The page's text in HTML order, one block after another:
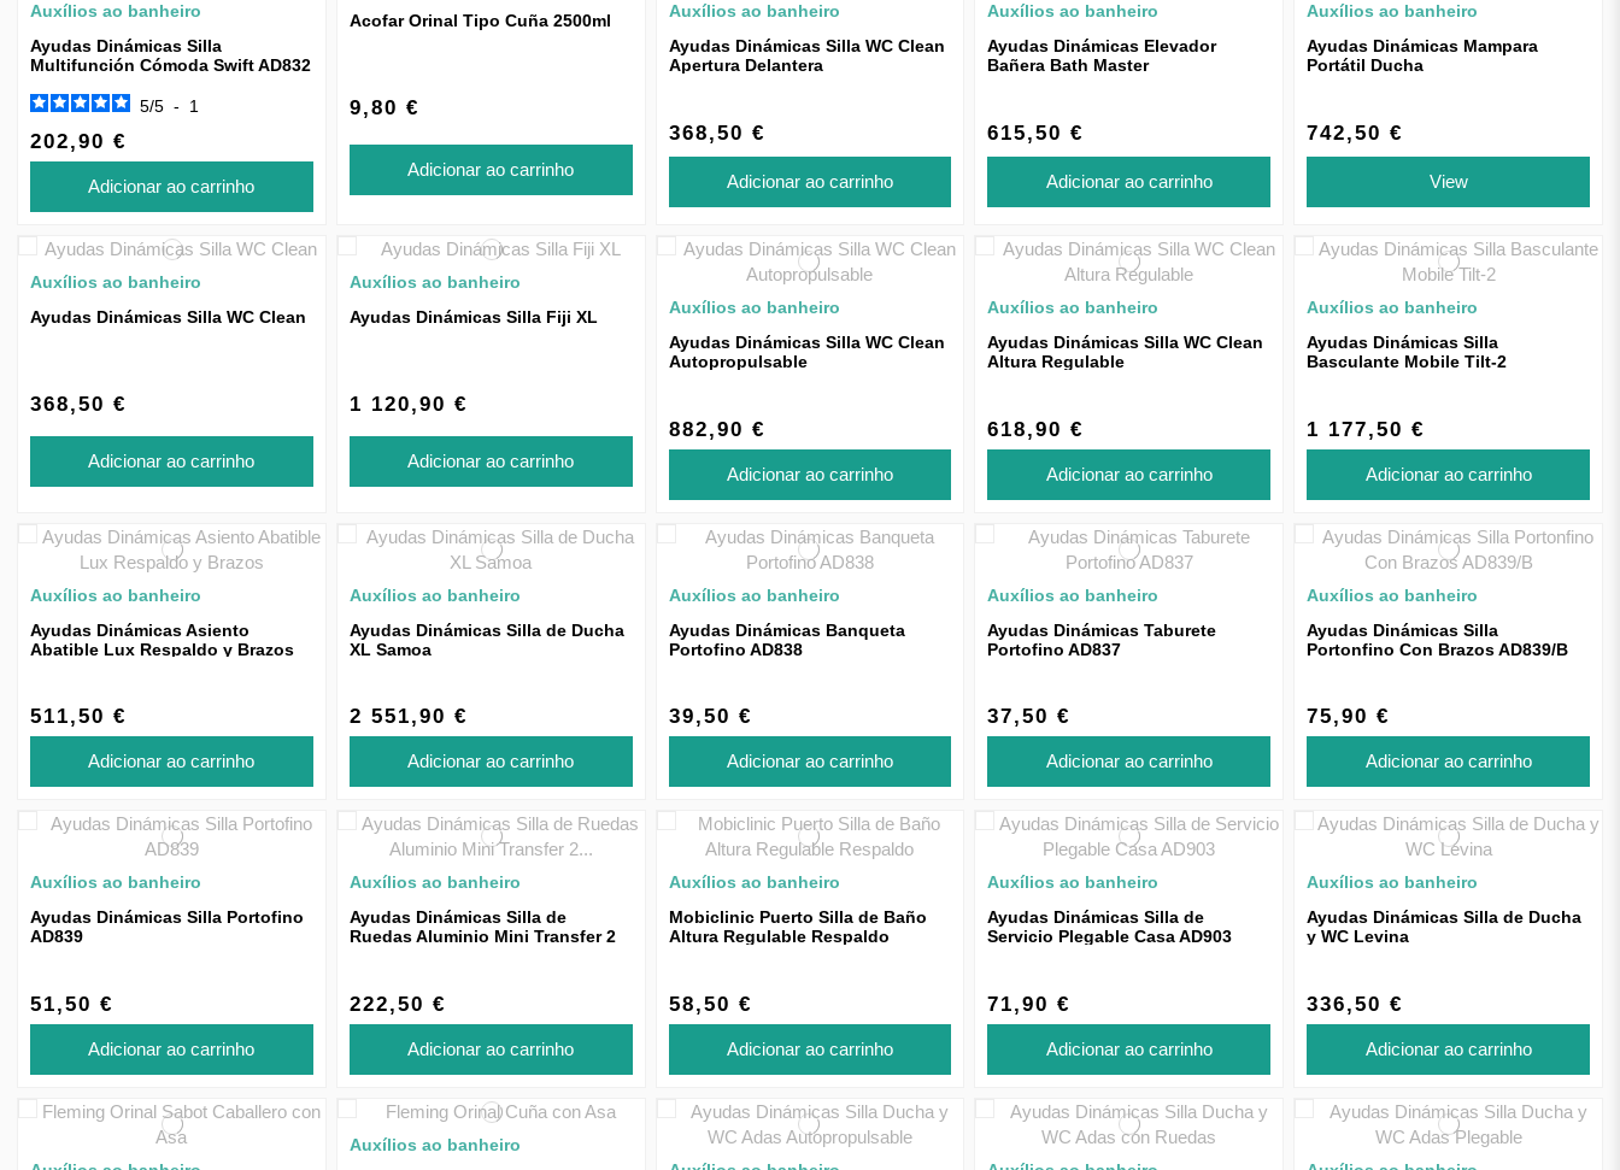
Auxílios ao banheiro
Ayudas Dinámicas Silla
Multifunción Cómoda Swift AD832
5/5 - 1
202,90 €
Adicionar ao carrinho
Acofar Orinal Tipo Cuña 2500ml
9,80 €
Adicionar ao carrinho
Auxílios ao banheiro
Ayudas Dinámicas Silla WC Clean
Apertura Delantera
368,50 €
Adicionar ao carrinho
Auxílios ao banheiro
Ayudas Dinámicas Elevador
Bañera Bath Master
615,50 €
Adicionar ao carrinho
Auxílios ao banheiro
Ayudas Dinámicas Mampara
Portátil Ducha
742,50 €
View
Auxílios ao banheiro
Ayudas Dinámicas Silla WC Clean
368,50 €
Adicionar ao carrinho
Auxílios ao banheiro
Ayudas Dinámicas Silla Fiji XL
1 120,90 €
Adicionar ao carrinho
Auxílios ao banheiro
Ayudas Dinámicas Silla WC Clean
Autopropulsable
882,90 €
Adicionar ao carrinho
Auxílios ao banheiro
Ayudas Dinámicas Silla WC Clean
Altura Regulable
618,90 €
Adicionar ao carrinho
Auxílios ao banheiro
Ayudas Dinámicas Silla
Basculante Mobile Tilt-2
1 177,50 €
Adicionar ao carrinho
Auxílios ao banheiro
Ayudas Dinámicas Asiento
Abatible Lux Respaldo y Brazos
511,50 €
Adicionar ao carrinho
Auxílios ao banheiro
Ayudas Dinámicas Silla de Ducha
XL Samoa
2 551,90 €
Adicionar ao carrinho
Auxílios ao banheiro
Ayudas Dinámicas Banqueta
Portofino AD838
39,50 €
Adicionar ao carrinho
Auxílios ao banheiro
Ayudas Dinámicas Taburete
Portofino AD837
37,50 €
Adicionar ao carrinho
Auxílios ao banheiro
Ayudas Dinámicas Silla
Portonfino Con Brazos AD839/B
75,90 €
Adicionar ao carrinho
Auxílios ao banheiro
Ayudas Dinámicas Silla Portofino
AD839
51,50 €
Adicionar ao carrinho
Auxílios ao banheiro
Ayudas Dinámicas Silla de
Ruedas Aluminio Mini Transfer 2
222,50 €
Adicionar ao carrinho
Auxílios ao banheiro
Mobiclinic Puerto Silla de Baño
Altura Regulable Respaldo
58,50 €
Adicionar ao carrinho
Auxílios ao banheiro
Ayudas Dinámicas Silla de
Servicio Plegable Casa AD903
71,90 €
Adicionar ao carrinho
Auxílios ao banheiro
Ayudas Dinámicas Silla de Ducha
y WC Levina
336,50 €
Adicionar ao carrinho
Auxílios ao banheiro